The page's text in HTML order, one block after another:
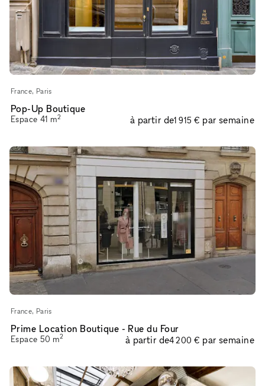
France, Paris
Pop-Up Boutique
Espace 41 m2 à partir de1 915 € par semaine
France, Paris
Prime Location Boutique - Rue du Four
Espace 50 m2 à partir de4 200 € par semaine